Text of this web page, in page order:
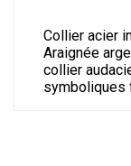
Collier acier
Araignée
collier
symboliques